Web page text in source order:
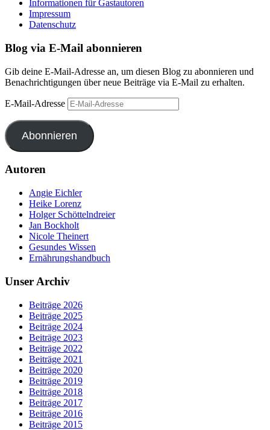
Informationen für Gastautoren
Impressum
Datenschutz
Blog via E-Mail abonnieren
Gib deine E-Mail-Adresse an, um diesen Blog zu abonnieren und
Benachrichtigungen über neue Beiträge via E-Mail zu erhalten.
E-Mail-Adresse
Abonnieren
Autoren
Angie Eichler
Heike Lorenz
Holger Schöttelndreier
Jan Bockholt
Nicole Theinert
Gesundes Wissen
Ernährungshandbuch
Unser Archiv
Beiträge 2026
Beiträge 2025
Beiträge 2024
Beiträge 2023
Beiträge 2022
Beiträge 2021
Beiträge 2020
Beiträge 2019
Beiträge 2018
Beiträge 2017
Beiträge 2016
Beiträge 2015